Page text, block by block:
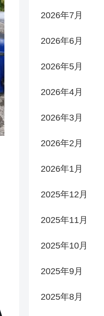
2026年7月
2026年6月
2026年5月
2026年4月
2026年3月
2026年2月
2026年1月
2025年12月
2025年11月
2025年10月
2025年9月
2025年8月